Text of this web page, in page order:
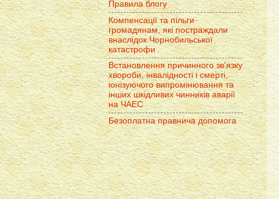
Правила блогу
Компенсації та пільги
громадянам, які постраждали
внаслідок Чорнобильської
катастрофи
Встановлення причинного зв'язку
хвороби, інвалідності і смерті,
іонізуючого випромінювання та
інших шкідливих чинників аварії
на ЧАЕС
Безоплатна правнича допомога